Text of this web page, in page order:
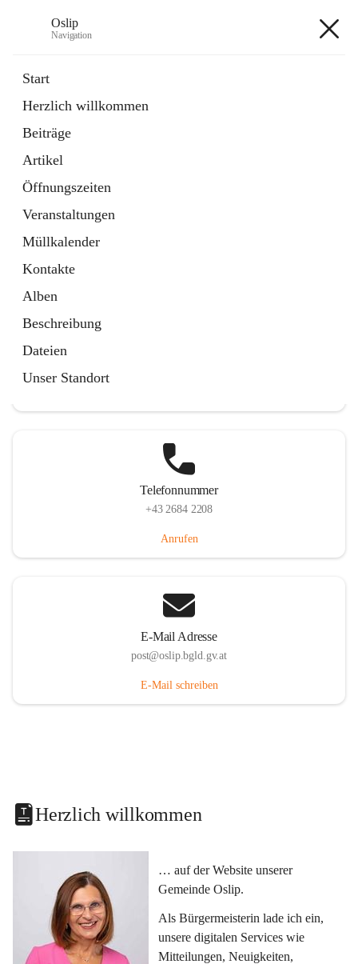
Oslip
Navigation
Start
Herzlich willkommen
Beiträge
Artikel
Öffnungszeiten
Veranstaltungen
Müllkalender
Kontakte
Alben
Beschreibung
Dateien
Unser Standort
Externe Webseite
in
Tab
Bundeskanzleramt Österreich
Externe Webseite
öffnet
in
neuem
Tab
Telefonnummer
+43 2684 2208
Anrufen
E-Mail Adresse
post@oslip.bgld.gv.at
E-Mail schreiben
Herzlich willkommen
… auf der Website unserer
Gemeinde Oslip.
Als Bürgermeisterin lade ich ein,
unsere digitalen Services wie
Mitteilungen, Neuigkeiten,